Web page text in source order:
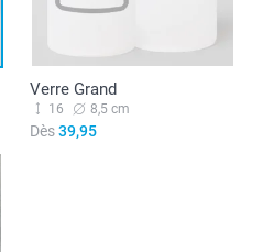
Verre Grand
16 8,5 cm
Dès39,95